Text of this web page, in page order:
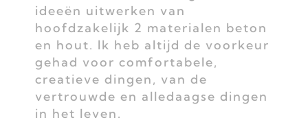
ideeën uitwerken van
hoofdzakelijk 2 materialen beton
en hout. Ik heb altijd de voorkeur
gehad voor comfortabele,
creatieve dingen, van de
vertrouwde en alledaagse dingen
in het leven.